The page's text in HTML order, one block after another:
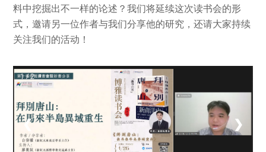
料中挖掘出不一样的论述？我们将延续这次读书会的形
式，邀请另一位作者与我们分享他的研究，还请大家持续
关注我们的活动！
1 / 2
❮ ❯